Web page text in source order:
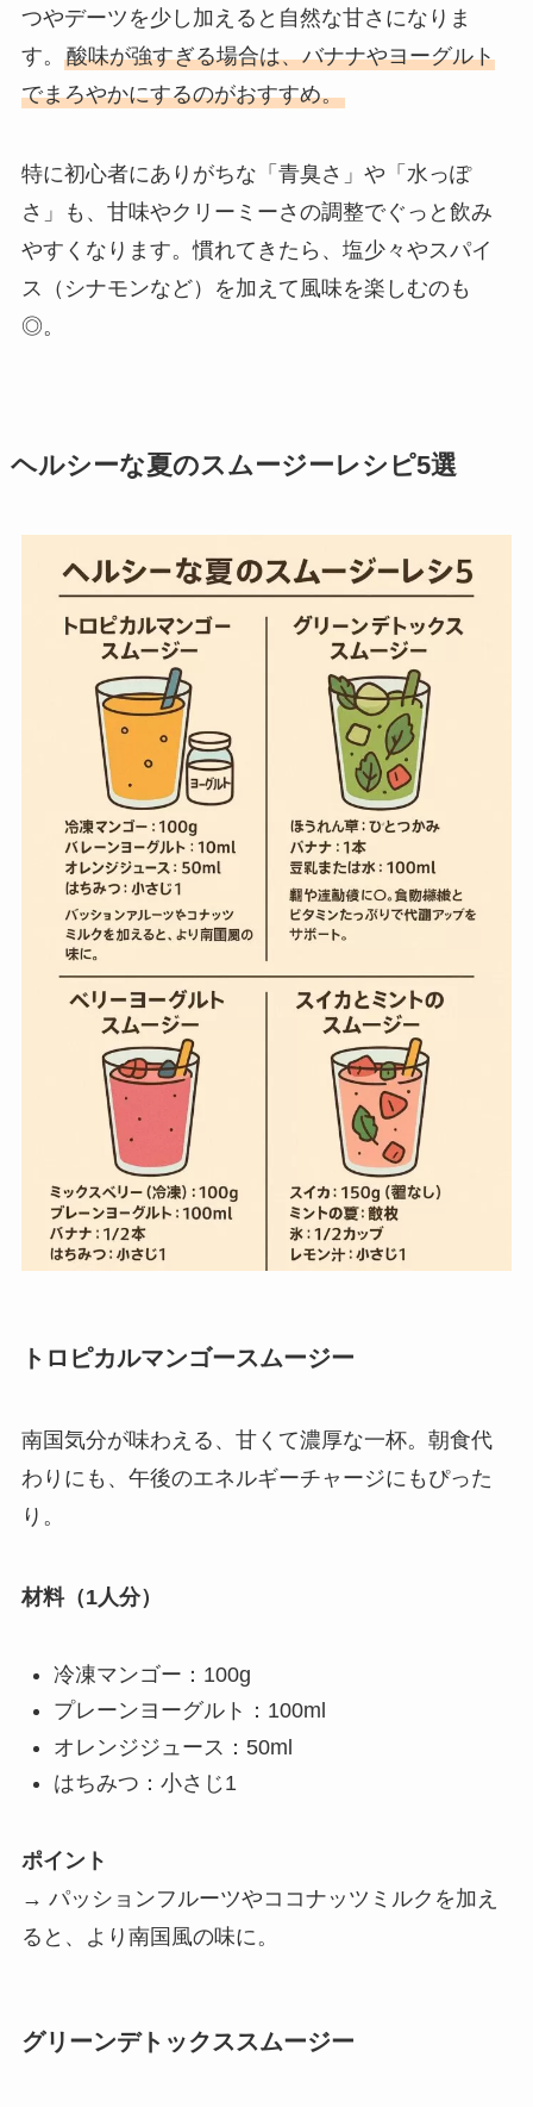
つやデーツを少し加えると自然な甘さになりま
す。 酸味が強すぎる場合は、バナナやヨーグルト
でまろやかにするのがおすすめ。
特に初心者にありがちな「青臭さ」や「水っぽ
さ」も、甘味やクリーミーさの調整でぐっと飲み
やすくなります。慣れてきたら、塩少々やスパイ
ス（シナモンなど）を加えて風味を楽しむのも
◎。
ヘルシーな夏のスムージーレシピ5選
トロピカルマンゴースムージー
南国気分が味わえる、甘くて濃厚な一杯。朝食代
わりにも、午後のエネルギーチャージにもぴった
り。
材料（1人分）
冷凍マンゴー：100g
プレーンヨーグルト：100ml
オレンジジュース：50ml
はちみつ：小さじ1
ポイント
→ パッションフルーツやココナッツミルクを加え
ると、より南国風の味に。
グリーンデトックススムージー